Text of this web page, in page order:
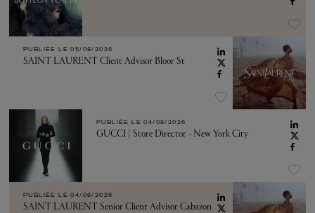
PUBLIÉE LE 05/08/2026
SAINT LAURENT Client Advisor Bloor St
PUBLIÉE LE 04/08/2026
GUCCI | Store Director - New York City
PUBLIÉE LE 04/08/2026
SAINT LAURENT Senior Client Advisor Cabazon